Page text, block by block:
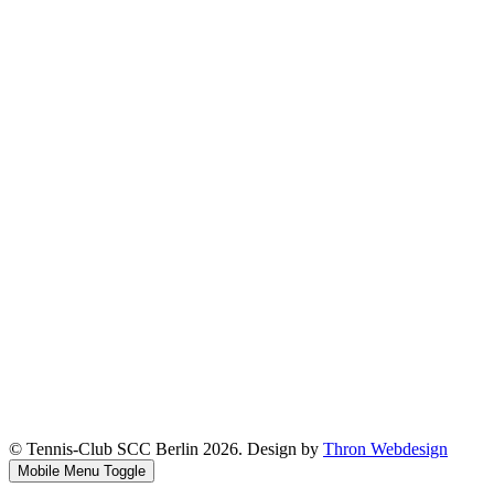
© Tennis-Club SCC Berlin 2026. Design by Thron Webdesign
Mobile Menu Toggle